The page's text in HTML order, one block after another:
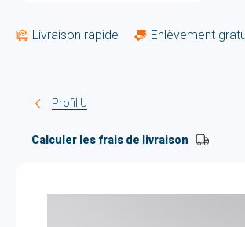
Livraison rapide Enlèvement
Profil U
Calculer les frais de livraison